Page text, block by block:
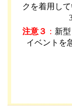
クを着用し
注意３ ： 新
イベントを